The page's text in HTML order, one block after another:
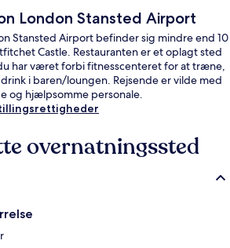
London Stansted Airport
Stansted Airport befinder sig mindre end 10
Castle. Restauranten er et oplagt sted
har været forbi fitnesscenteret for at træne,
i baren/loungen. Rejsende er vilde med
og hjælpsomme personale.
overnatningssted